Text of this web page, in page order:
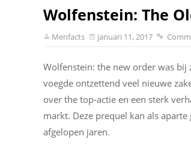
Wolfenstein: The
Menfacts januari 11, 2017
Wolfenstein: the new order was bij
voegde ontzettend veel nieuwe
over the top-actie en een sterk
markt. Deze prequel kan als
afgelopen jaren.